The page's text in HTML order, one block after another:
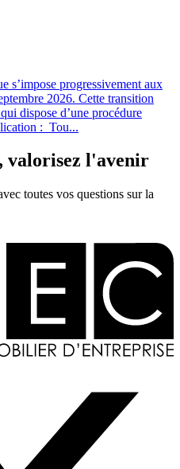
s’impose progressivement aux
2026. Cette transition
dispose d’une procédure
: Tou...
valorisez l'avenir
toutes vos questions sur la